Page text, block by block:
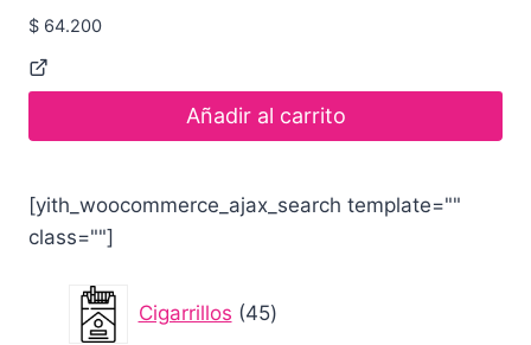
$ 64.200
Añadir al carrito
[yith_woocommerce_ajax_search template=""
class=""]
Cigarrillos 45
productos